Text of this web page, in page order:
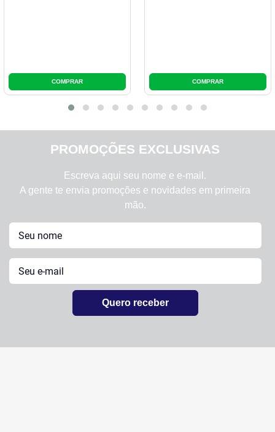
PROMOÇÕES EXCLUSIVAS
Escreva aqui seu nome e e-mail.
A gente te envia promoções e novidades em primeira
mão.
Quero receber